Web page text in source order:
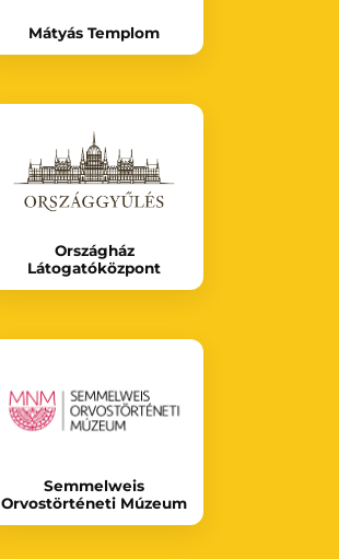
Mátyás Templom
Országház
Látogatóközpont
Semmelweis
Orvostörténeti Múzeum